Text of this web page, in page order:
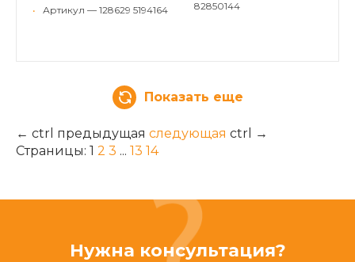
• Артикул — 128629 5194164 82850144
Показать еще
← ctrl предыдущая следующая ctrl
→
Страницы: 1 2 3 ... 13 14
Нужна консультация?